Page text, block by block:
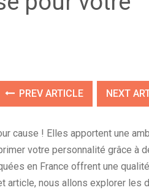
PREV ARTICLE NEXT
cause ! Elles apportent une
votre personnalité grâce à
en France offrent une qualité
article, nous allons explorer les